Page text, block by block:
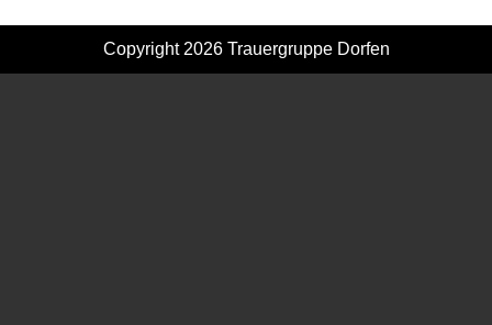
Copyright 2026 Trauergruppe Dorfen